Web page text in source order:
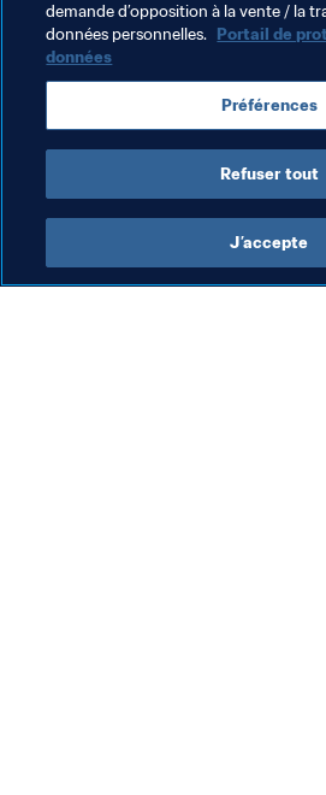
Organisation
Organisation
demande d’opposition à la vente / la
données personnelles. Portail de
données
Préférences
Refuser tout
J’accepte